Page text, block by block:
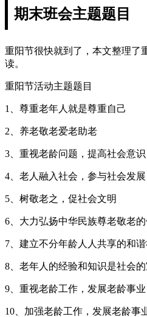
期末班会主题题目
重阳节很快就到了，本文整理了
读。
重阳节活动主题题目
1、尊重老年人就是尊重自己
2、养老敬老爱老助老
3、重视老龄问题，提高社会意识
4、老人融入社会，参与社会发展
5、树敬老之，促社会文明
6、大力弘扬中华民族尊老敬老
7、建立不分年龄人人共享的和
8、老年人的经验和知识是社会
9、重视老龄工作，发展老龄事业
10、加强老龄工作，发展老龄事